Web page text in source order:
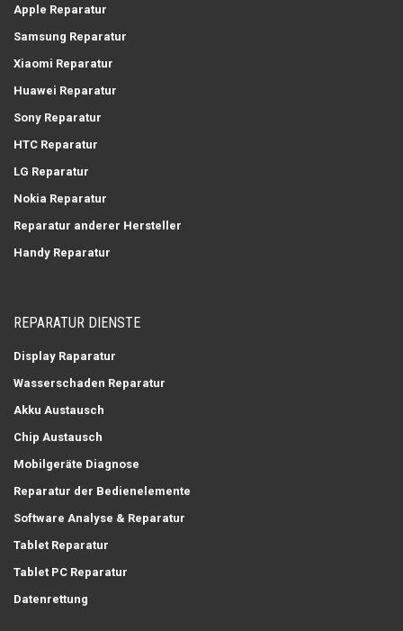
Apple Reparatur
Samsung Reparatur
Xiaomi Reparatur
Huawei Reparatur
Sony Reparatur
HTC Reparatur
LG Reparatur
Nokia Reparatur
Reparatur anderer Hersteller
Handy Reparatur
REPARATUR DIENSTE
Display Raparatur
Wasserschaden Reparatur
Akku Austausch
Chip Austausch
Mobilgeräte Diagnose
Reparatur der Bedienelemente
Software Analyse & Reparatur
Tablet Reparatur
Tablet PC Reparatur
Datenrettung